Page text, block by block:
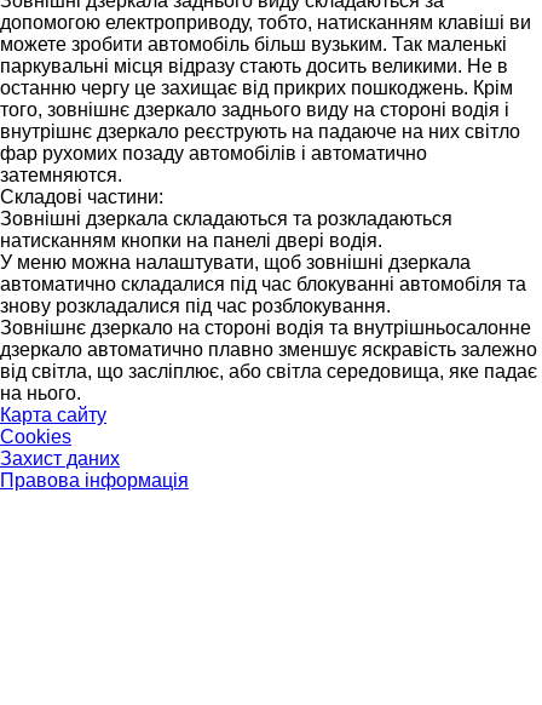
допомогою електроприводу, тобто, натисканням клавіші ви
можете зробити автомобіль більш вузьким. Так маленькі
паркувальні місця відразу стають досить великими. Не в
останню чергу це захищає від прикрих пошкоджень. Крім
того, зовнішнє дзеркало заднього виду на стороні водія і
внутрішнє дзеркало реєструють на падаюче на них світло
фар рухомих позаду автомобілів і автоматично
затемняются.
Складові частини:
Зовнішні дзеркала складаються та розкладаються
натисканням кнопки на панелі двері водія.
У меню можна налаштувати, щоб зовнішні дзеркала
автоматично складалися під час блокуванні автомобіля та
знову розкладалися під час розблокування.
Зовнішнє дзеркало на стороні водія та внутрішньосалонне
дзеркало автоматично плавно зменшує яскравість залежно
від світла, що засліплює, або світла середовища, яке падає
на нього.
Карта сайту
Cookies
Захист даних
Правова інформація